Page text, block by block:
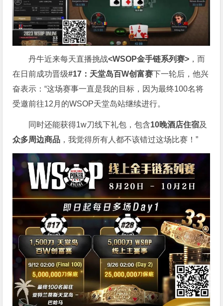
丹牛近来每天直播挑战<WSOP金手链系列赛> ，而
在日前成功晋级#17：天堂岛百W创富赛下一轮后，他兴
奋表示：“这场赛事一直是我的目标，因为最终100名将
受邀前往12月的WSOP天堂岛站继续进行。
同时还能获得1w刀线下礼包，包含10晚酒店住宿及
众多周边商品 ，我觉得所有人都不该错过这场比赛！”